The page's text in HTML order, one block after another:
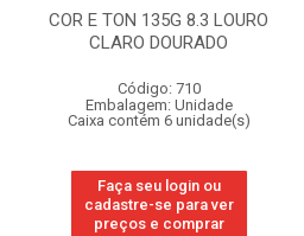
COR E TON 135G 8.3 LOURO
CLARO DOURADO
Código: 710
Embalagem: Unidade
Caixa contém 6 unidade(s)
Faça seu login ou
cadastre-se para ver
preços e comprar